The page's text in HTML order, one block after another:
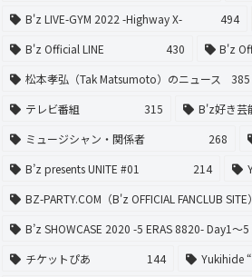
B'z LIVE-GYM 2022 -Highway X-
494
B'z Official LINE
430 B'z
松本孝弘（Tak Matsumoto）のニュース
385
テレビ番組
315 B'z好き芸
ミュージシャン・関係者
268
B’z presents UNITE #01
214
BZ-PARTY.COM（B'z OFFICIAL FANCLUB SITE）
B’z SHOWCASE 2020 -5 ERAS 8820- Day1〜5
チケットぴあ
144 Yukihide